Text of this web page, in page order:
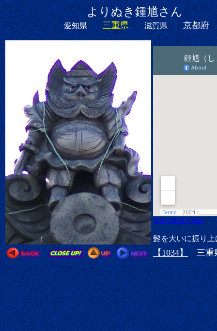
よりぬき鍾馗さん
愛知県 三重県 滋賀県 京都府
大きな地図で見る
髭を大いに振り
【1034】三重